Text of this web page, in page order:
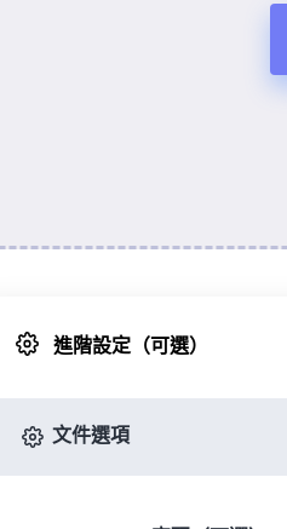
進階設定（可選）
文件選項